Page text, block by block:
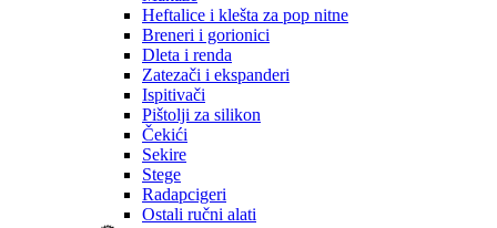
Heftalice i klešta za pop nitne
Breneri i gorionici
Dleta i renda
Zatezači i ekspanderi
Ispitivači
Pištolji za silikon
Čekići
Sekire
Stege
Radapcigeri
Ostali ručni alati